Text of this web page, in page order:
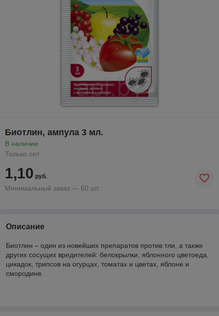
Биотлин, ампула 3 мл.
В наличии
Только опт
1,10 руб.
Минимальный заказ — 50 шт.
Описание
Биотлин – один из новейших препаратов против тли, а также
других сосущих вредителей: белокрылки, яблонного цветоеда,
цикадок, трипсов на огурцах, томатах и цветах, яблоне и
смородине.